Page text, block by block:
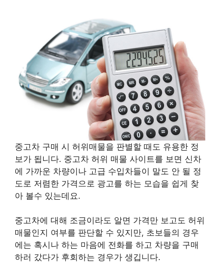
중고차 구매 시 허위매물을 판별할 때도 유용한 정
보가 됩니다. 중고차 허위 매물 사이트를 보면 신차
에 가까운 차량이나 고급 수입차들이 말도 안 될 정
도로 저렴한 가격으로 광고를 하는 모습을 쉽게 찾
아 볼수 있는데요.
중고차에 대해 조금이라도 알면 가격만 보고도 허위
매물인지 여부를 판단할 수 있지만, 초보들의 경우
에는 혹시나 하는 마음에 전화를 하고 차량을 구매
하러 갔다가 후회하는 경우가 생깁니다.